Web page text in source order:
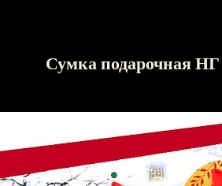
Сумка подарочная НГ